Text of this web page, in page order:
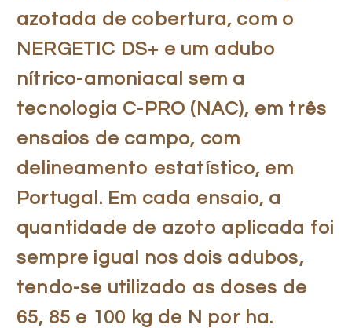
azotada de cobertura, com o
NERGETIC DS+ e um adubo
nítrico-amoniacal sem a
tecnologia C-PRO (NAC), em três
ensaios de campo, com
delineamento estatístico, em
Portugal. Em cada ensaio, a
quantidade de azoto aplicada foi
sempre igual nos dois adubos,
tendo-se utilizado as doses de
65, 85 e 100 kg de N por ha.